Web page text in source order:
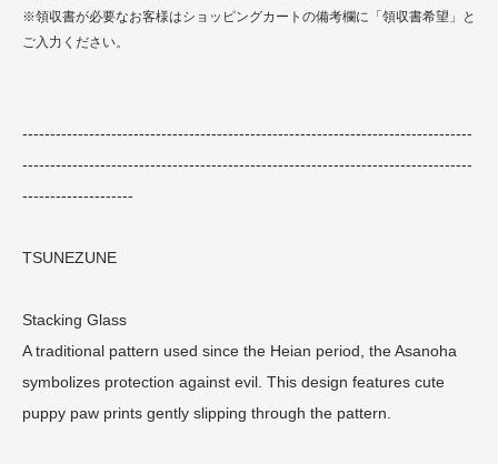
※領収書が必要なお客様はショッピングカートの備考欄に「領収書希望」と
ご入力ください。
---------------------------------------------------------------------------------
---------------------------------------------------------------------------------
--------------------
TSUNEZUNE
Stacking Glass
A traditional pattern used since the Heian period, the Asanoha
symbolizes protection against evil. This design features cute
puppy paw prints gently slipping through the pattern.